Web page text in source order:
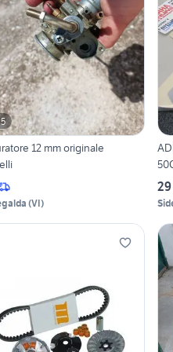
5
12 mm originale
(VI)